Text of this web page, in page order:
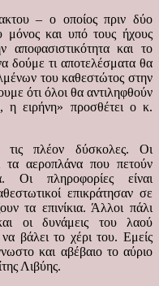
– ο οποίος πριν δύο
μόνος και υπό τους ήχους
και το
δούμε τι αποτελέσματα θα
του καθεστώτος στην
ότι όλοι θα αντιληφθούν
η ειρήνη» προσθέτει ο κ.
τις πλέον δύσκολες. Οι
τα αεροπλάνα που πετούν
Οι πληροφορίες είναι
επικράτησαν σε
τα επινίκια. Άλλοι πάλι
οι δυνάμεις του λαού
βάλει το χέρι του. Εμείς
και αβέβαιο το αύριο
Λιβύης.